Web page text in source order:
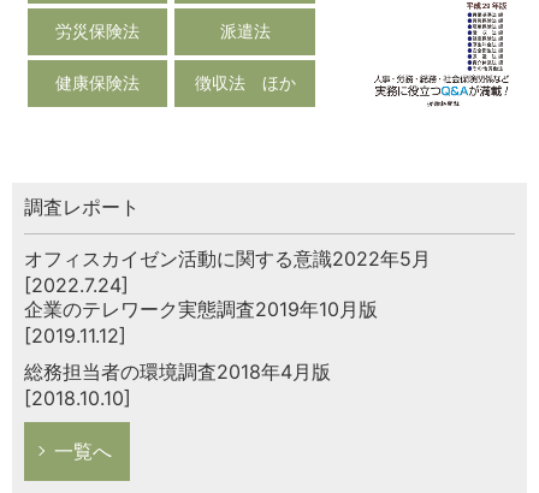
労災保険法 派遣法
健康保険法 徴収法 ほか
調査レポート
オフィスカイゼン活動に関する意識2022年5月
[2022.7.24]
企業のテレワーク実態調査2019年10月版
[2019.11.12]
総務担当者の環境調査2018年4月版
[2018.10.10]
一覧へ